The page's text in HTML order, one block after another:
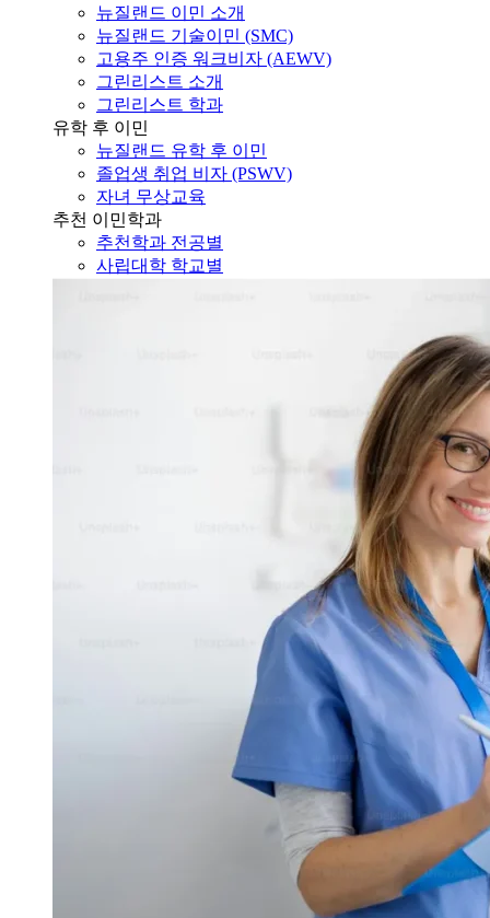
뉴질랜드 이민 소개
뉴질랜드 기술이민 (SMC)
고용주 인증 워크비자 (AEWV)
그린리스트 소개
그린리스트 학과
유학 후 이민
뉴질랜드 유학 후 이민
졸업생 취업 비자 (PSWV)
자녀 무상교육
추천 이민학과
추천학과 전공별
사립대학 학교별